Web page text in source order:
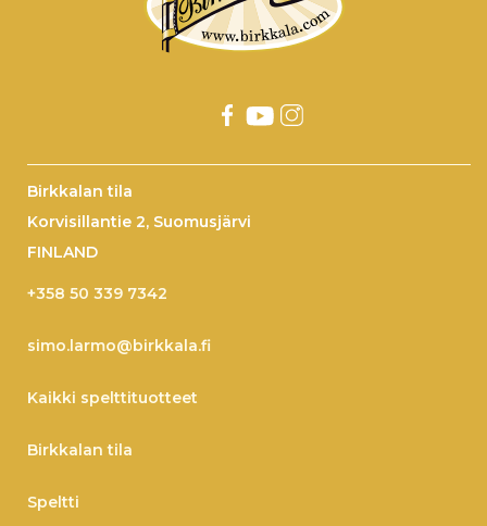
Birkkalan tila
Korvisillantie 2, Suomusjärvi
FINLAND
+358 50 339 7342
simo.larmo@birkkala.fi
Kaikki spelttituotteet
Birkkalan tila
Speltti